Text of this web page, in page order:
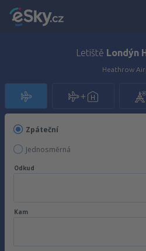
Letiště Londýn
Heathrow
Zpáteční
Jednosměrná
Odkud
Kam